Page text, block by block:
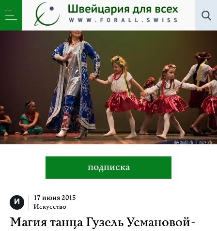
Все авторы»Мария Куринная
подписка
17 июня 2015
Искусство
Магия танца Гузель Усмановой-